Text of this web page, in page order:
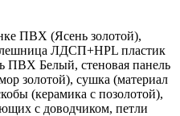
ПВХ (Ясень золотой),
ЛДСП+HPL пластик
ПВХ Белый, стеновая панель
золотой), сушка (материал
(керамика с позолотой),
с доводчиком, петли